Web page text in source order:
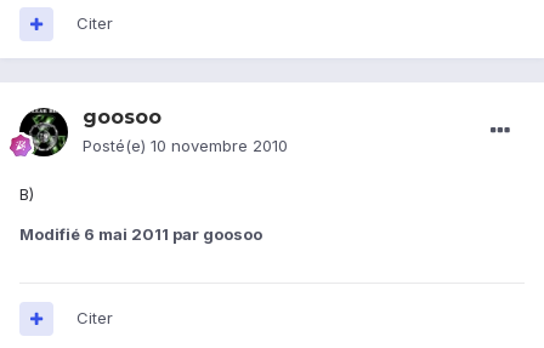
Citer
goosoo
Posté(e) 10 novembre 2010
B)
Modifié 6 mai 2011 par goosoo
Citer